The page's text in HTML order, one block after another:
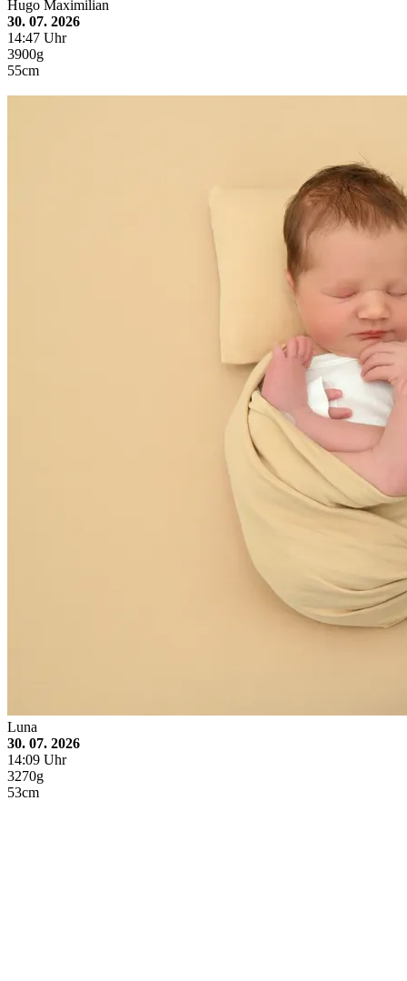
Hugo Maximilian
30. 07. 2026
14:47 Uhr
3900g
55cm
Luna
30. 07. 2026
14:09 Uhr
3270g
53cm